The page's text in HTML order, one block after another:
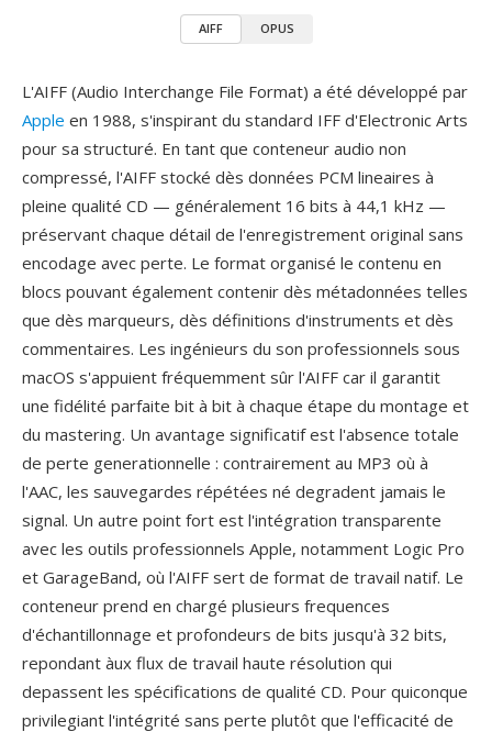
AIFF OPUS
L'AIFF (Audio Interchange File Format) a été développé par
Apple en 1988, s'inspirant du standard IFF d'Electronic Arts
pour sa structuré. En tant que conteneur audio non
compressé, l'AIFF stocké dès données PCM lineaires à
pleine qualité CD — généralement 16 bits à 44,1 kHz —
préservant chaque détail de l'enregistrement original sans
encodage avec perte. Le format organisé le contenu en
blocs pouvant également contenir dès métadonnées telles
que dès marqueurs, dès définitions d'instruments et dès
commentaires. Les ingénieurs du son professionnels sous
macOS s'appuient fréquemment sûr l'AIFF car il garantit
une fidélité parfaite bit à bit à chaque étape du montage et
du mastering. Un avantage significatif est l'absence totale
de perte generationnelle : contrairement au MP3 où à
l'AAC, les sauvegardes répétées né degradent jamais le
signal. Un autre point fort est l'intégration transparente
avec les outils professionnels Apple, notamment Logic Pro
et GarageBand, où l'AIFF sert de format de travail natif. Le
conteneur prend en chargé plusieurs frequences
d'échantillonnage et profondeurs de bits jusqu'à 32 bits,
repondant àux flux de travail haute résolution qui
depassent les spécifications de qualité CD. Pour quiconque
privilegiant l'intégrité sans perte plutôt que l'efficacité de